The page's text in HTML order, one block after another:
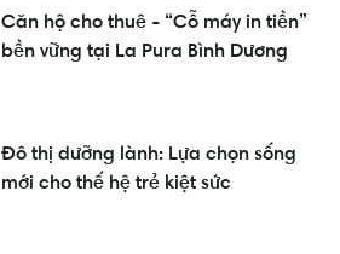
Căn hộ cho thuê - “Cỗ máy in tiền”
bền vững tại La Pura Bình Dương
Đô thị dưỡng lành: Lựa chọn sống
mới cho thế hệ trẻ kiệt sức